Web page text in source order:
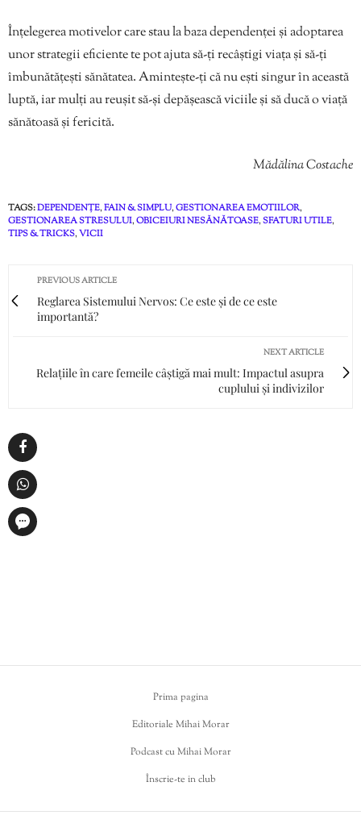
Înțelegerea motivelor care stau la baza dependenței și adoptarea
unor strategii eficiente te pot ajuta să-ți recâștigi viața și să-ți
îmbunătățești sănătatea. Amintește-ți că nu ești singur în această
luptă, iar mulți au reușit să-și depășească viciile și să ducă o viață
sănătoasă și fericită.
Mădălina Costache
TAGS:DEPENDENȚE,FAIN & SIMPLU,GESTIONAREA EMOTIILOR,
GESTIONAREA STRESULUI,OBICEIURI NESĂNĂTOASE,SFATURI UTILE,
TIPS & TRICKS,VICII
PREVIOUS ARTICLE
Reglarea Sistemului Nervos: Ce este și de ce este
importantă?
NEXT ARTICLE
Relațiile în care femeile câștigă mai mult: Impactul asupra
cuplului și indivizilor
Prima pagina
Editoriale Mihai Morar
Podcast cu Mihai Morar
Înscrie-te in club